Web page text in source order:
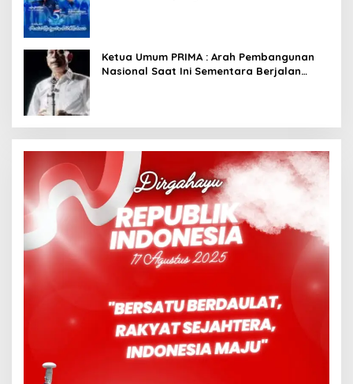
Ketua Umum PRIMA : Arah Pembangunan
Nasional Saat Ini Sementara Berjalan